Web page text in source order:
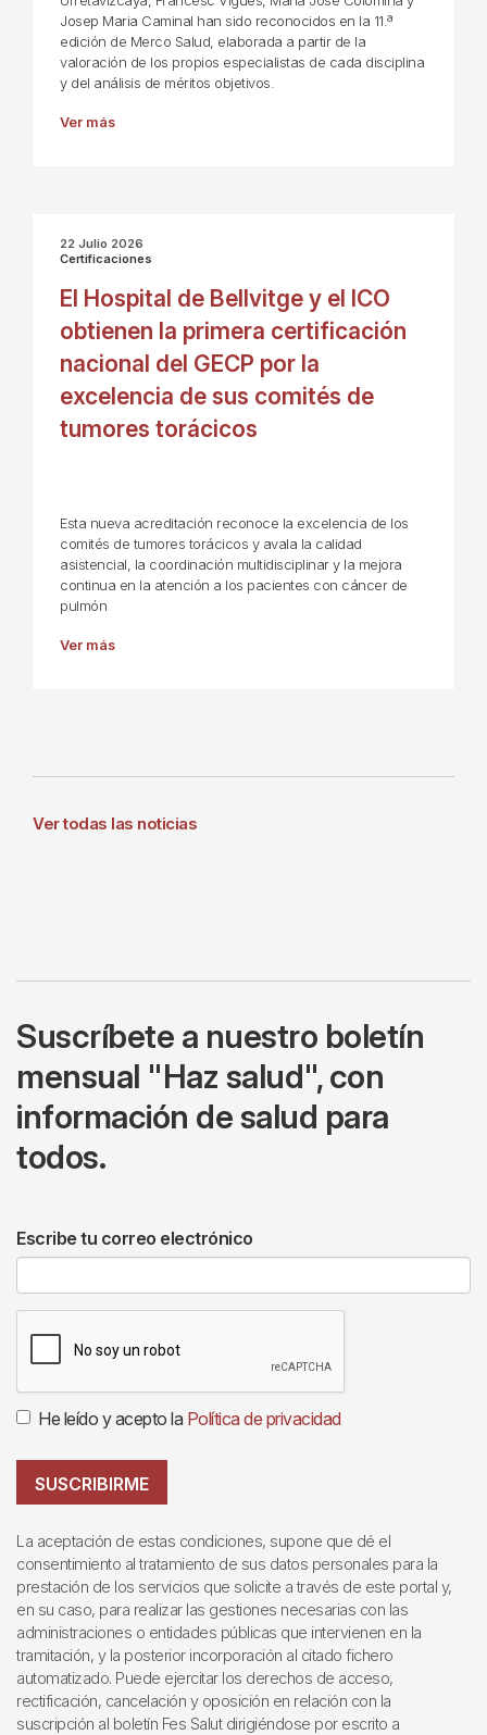
Josep Maria Caminal han sido reconocidos en la 11.ª
edición de Merco Salud, elaborada a partir de la
valoración de los propios especialistas de cada disciplina
y del análisis de méritos objetivos.
Ver más
22 Julio 2026
Certificaciones
El Hospital de Bellvitge y el ICO
obtienen la primera certificación
nacional del GECP por la
excelencia de sus comités de
tumores torácicos
Esta nueva acreditación reconoce la excelencia de los
comités de tumores torácicos y avala la calidad
asistencial, la coordinación multidisciplinar y la mejora
continua en la atención a los pacientes con cáncer de
pulmón
Ver más
Ver todas las noticias
Suscríbete a nuestro boletín
mensual "Haz salud", con
información de salud para
todos.
Escribe tu correo electrónico
He leído y acepto la Política de privacidad
SUSCRIBIRME
La aceptación de estas condiciones, supone que dé el
consentimiento al tratamiento de sus datos personales para la
prestación de los servicios que solicite a través de este portal y,
en su caso, para realizar las gestiones necesarias con las
administraciones o entidades públicas que intervienen en la
tramitación, y la posterior incorporación al citado fichero
automatizado. Puede ejercitar los derechos de acceso,
rectificación, cancelación y oposición en relación con la
suscripción al boletín Fes Salut dirigiéndose por escrito a